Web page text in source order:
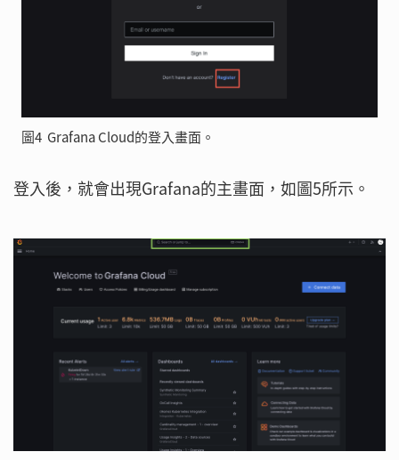
圖4 Grafana Cloud的登入畫面。
登入後，就會出現Grafana的主畫面，如圖5所示。